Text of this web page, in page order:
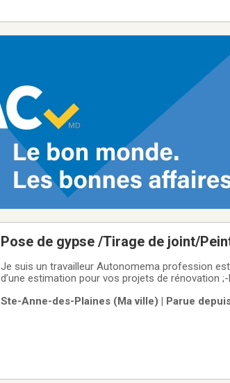
Pose de gypse /Tirage de joint/
Je suis un travailleur Autonomema profession est
d’une estimation pour vos projets de rénovation
Ste-Anne-des-Plaines (Ma ville) | Parue